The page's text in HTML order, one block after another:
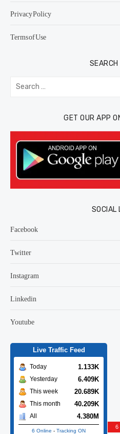
Privacy Policy
Terms of Use
SEARCH
Search
for:
GET OUR APP
SOCIAL
Facebook
Twitter
Instagram
Linkedin
Youtube
Live Traffic Feed
Today 1.133K
Yesterday 6.409K
This week 20.689K
This month 40.209K
All 4.380M
6 Online - Tracking ON
6